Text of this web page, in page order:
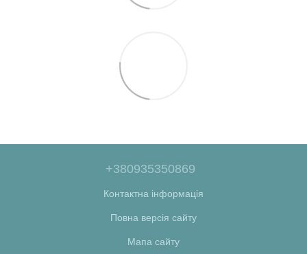
+380935350869
Контактна інформація
Повна версія сайту
Мапа сайту